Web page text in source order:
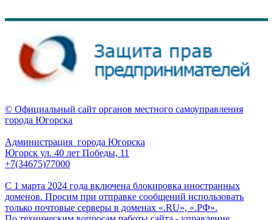
© Официальный сайт органов местного самоуправления
города Югорска
Администрация города Югорска
Югорск ул. 40 лет Победы, 11
+7(34675)77000
С 1 марта 2024 года включена блокировка иностранных
доменов. Просим при отправке сообщений использовать
только почтовые серверы в доменах «.RU», «.РФ».